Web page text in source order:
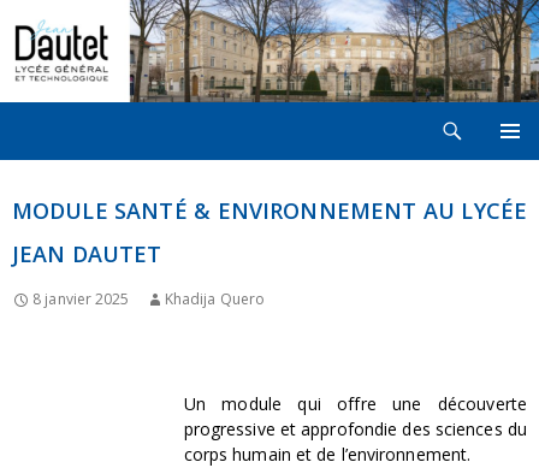
CONTENU
MODULE SANTÉ & ENVIRONNEMENT AU LYCÉE
JEAN DAUTET
8 janvier 2025 Khadija Quero
Un module qui offre une découverte
progressive et approfondie des sciences du
corps humain et de l’environnement.